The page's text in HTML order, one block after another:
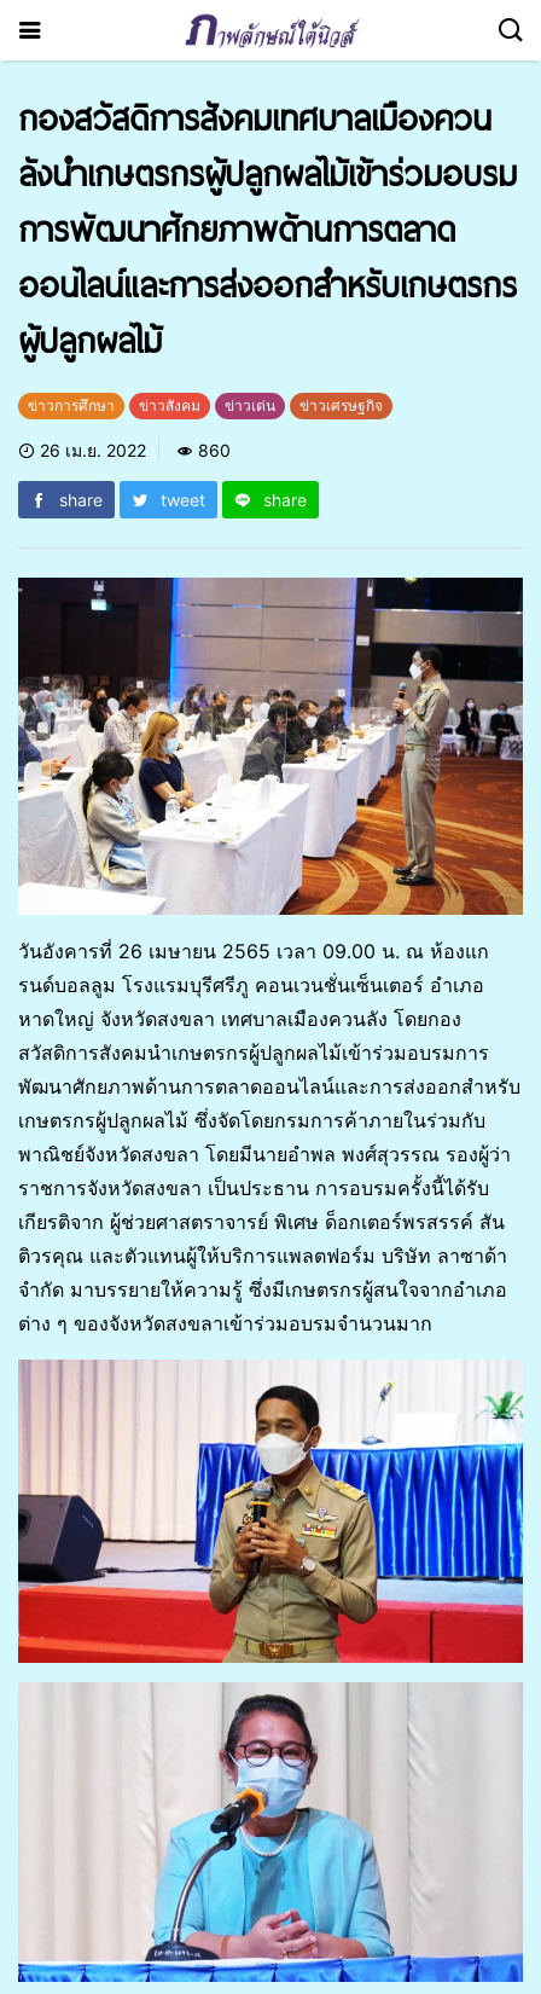
กองสวัสดิการสังคมเทศบาลเมืองควน
ลังนำเกษตรกรผู้ปลูกผลไม้เข้าร่วมอบรม
การพัฒนาศักยภาพด้านการตลาด
ออนไลน์และการส่งออกสำหรับเกษตรกร
ผู้ปลูกผลไม้
ข่าวการศึกษา ข่าวสังคม ข่าวเด่น ข่าวเศรษฐกิจ
26 เม.ย. 2022 860
share tweet share
วันอังคารที่ 26 เมษายน 2565 เวลา 09.00 น. ณ ห้องแก
รนด์บอลลูม โรงแรมบุรีศรีภู คอนเวนชั่นเซ็นเตอร์ อำเภอ
หาดใหญ่ จังหวัดสงขลา เทศบาลเมืองควนลัง โดยกอง
สวัสดิการสังคมนำเกษตรกรผู้ปลูกผลไม้เข้าร่วมอบรมการ
พัฒนาศักยภาพด้านการตลาดออนไลน์และการส่งออกสำหรับ
เกษตรกรผู้ปลูกผลไม้ ซึ่งจัดโดยกรมการค้าภายในร่วมกับ
พาณิชย์จังหวัดสงขลา โดยมีนายอำพล พงศ์สุวรรณ รองผู้ว่า
ราชการจังหวัดสงขลา เป็นประธาน การอบรมครั้งนี้ได้รับ
เกียรติจาก ผู้ช่วยศาสตราจารย์ พิเศษ ด็อกเตอร์พรสรรค์ สัน
ติวรคุณ และตัวแทนผู้ให้บริการแพลตฟอร์ม บริษัท ลาซาด้า
จำกัด มาบรรยายให้ความรู้ ซึ่งมีเกษตรกรผู้สนใจจากอำเภอ
ต่าง ๆ ของจังหวัดสงขลาเข้าร่วมอบรมจำนวนมาก